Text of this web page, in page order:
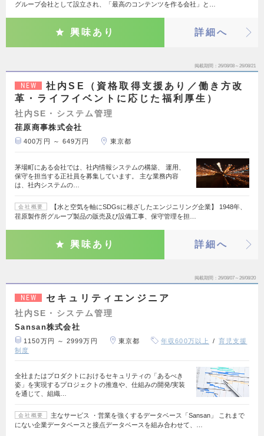
グループ会社として設立され、「最高のコンテンツを作る会社」と…
興味あり 詳細へ
掲載期間 26/08/08～26/08/21
NEW
社内SE（資格取得支援あり／働き方改
革・ライフイベントに応じた福利厚生）
社内SE・システム管理
荏原商事株式会社
400万円 ～ 649万円 東京都
茅場町にある会社では、社内情報システムの構築、 運用、
保守を担当する正社員を募集しています。 主な業務内容
は、社内システムの…
会社概要
【水と空気を軸にSDGsに根ざしたエンジニリング企業】 1948年、
荏原製作所グループ製品の販売及び設備工事、保守管理を担…
興味あり 詳細へ
掲載期間 26/08/07～26/08/20
NEW セキュリティエンジニア
社内SE・システム管理
Sansan株式会社
1150万円 ～ 2999万円 東京都 年収600万以上
育児支援
制度
全社またはプロダクトにおけるセキュリティの「あるべき
姿」を実現するプロジェクトの推進や、仕組みの開発/実装
を通じて、組織…
会社概要
主なサービス ・営業を強くするデータベース「Sansan」 これまで
にない企業データベースと接点データベースを組み合わせて、…